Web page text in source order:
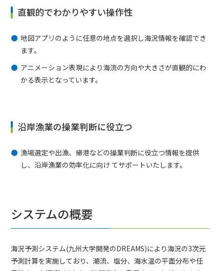
直観的でわかりやすい操作性
地図アプリのように任意の地点を選択し海況情報を確認でき
ます。
アニメーション表現により海流の方向や大きさが直観的にわ
かる表示となっています。
沿岸漁業の操業判断に役立つ
漁場選定や出漁、帰港などの操業判断に役立つ情報を提供
し、沿岸漁業の効率化に向け てサポートいたします。
システムの概要
海況予測システム(九州大学開発のDREAMS)により海況の3次元
予測計算を実施しており、潮流、塩分、海水温の平面分布や任